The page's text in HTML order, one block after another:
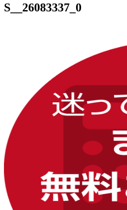
S__26083337_0